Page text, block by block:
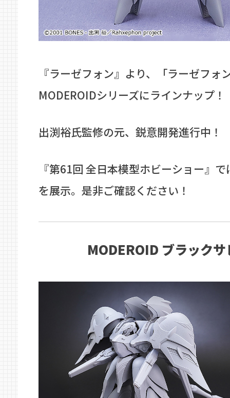
『ラーゼフォン』より、「ラーゼフォ
MODEROIDシリーズにラインナップ！
出渕裕氏監修の元、鋭意開発進行中！
『第61回 全日本模型ホビーショー』
を展示。是非ご確認ください！
MODEROID ブラックサ